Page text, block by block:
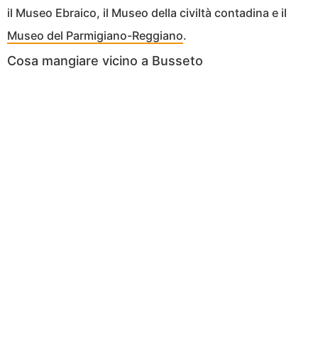
il Museo Ebraico, il Museo della civiltà contadina e il
Museo del Parmigiano-Reggiano.
Cosa mangiare vicino a Busseto